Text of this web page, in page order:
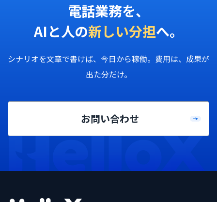
電話業務を、
AIと人の新しい分担へ。
シナリオを文章で書けば、今日から稼働。費用は、成果が
出た分だけ。
お問い合わせ